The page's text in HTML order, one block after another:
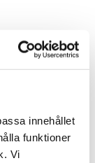
innehållet
funktioner
Vi